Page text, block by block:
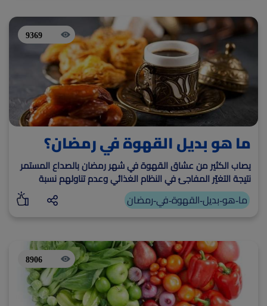
9369
ما هو بديل القهوة في رمضان؟
يصاب الكثير من عشاق القهوة في شهر رمضان بالصداع المستمر
نتيجة التغيّر المفاجئ في النظام الغذائي وعدم تناولهم نسبة
الكافيين التي اعتادوا عليها خلال أيام الإفطار
ما-هو-بديل-القهوة-في-رمضان
8906